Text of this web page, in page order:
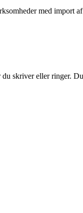
med import
skriver eller ringer.